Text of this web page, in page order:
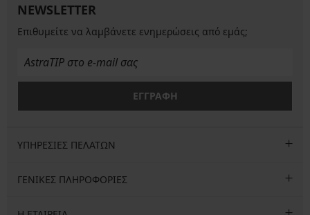
NEWSLETTER
Επιθυμείτε να λαμβάνετε ενημερώσεις από εμάς;
ΕΓΓΡΑΦΗ
ΥΠΗΡΕΣΙΕΣ ΠΕΛΑΤΩΝ
ΓΕΝΙΚΕΣ ΠΛΗΡΟΦΟΡΙΕΣ